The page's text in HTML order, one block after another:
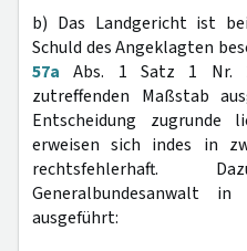
b) Das Landgericht ist
Schuld des Angeklagten
57a Abs. 1 Satz 1 Nr.
zutreffenden Maßstab
Entscheidung zugrunde
erweisen sich indes in
Generalbundesanwalt
ausgeführt: